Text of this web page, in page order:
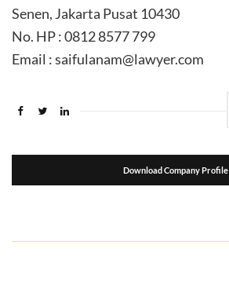
Senen, Jakarta Pusat 10430
No. HP : 0812 8577 799
Email : saifulanam@lawyer.com
Download Company Profile